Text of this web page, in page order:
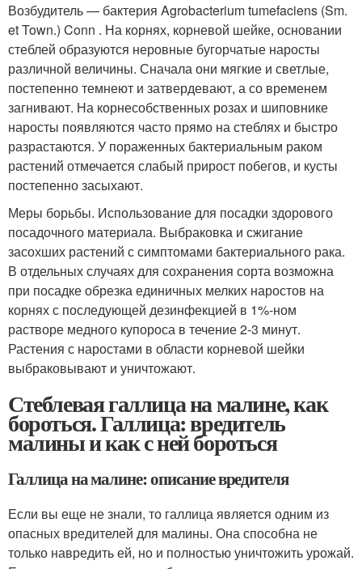
Возбудитель — бактерия Agrobacterium tumefaciens (Sm.
et Town.) Conn . На корнях, корневой шейке, основании
стеблей образуются неровные бугорчатые наросты
различной величины. Сначала они мягкие и светлые,
постепенно темнеют и затвердевают, а со временем
загнивают. На корнесобственных розах и шиповнике
наросты появляются часто прямо на стеблях и быстро
разрастаются. У пораженных бактериальным раком
растений отмечается слабый прирост побегов, и кусты
постепенно засыхают.
Меры борьбы. Использование для посадки здорового
посадочного материала. Выбраковка и сжигание
засохших растений с симптомами бактериального рака.
В отдельных случаях для сохранения сорта возможна
при посадке обрезка единичных мелких наростов на
корнях с последующей дезинфекцией в 1%-ном
растворе медного купороса в течение 2-3 минут.
Растения с наростами в области корневой шейки
выбраковывают и уничтожают.
Стеблевая галлица на малине, как
бороться. Галлица: вредитель
малины и как с ней бороться
Галлица на малине: описание вредителя
Если вы еще не знали, то галлица является одним из
опасных вредителей для малины. Она способна не
только навредить ей, но и полностью уничтожить урожай.